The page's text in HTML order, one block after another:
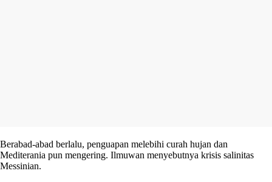
Berabad-abad berlalu, penguapan melebihi curah hujan dan
Mediterania pun mengering. Ilmuwan menyebutnya krisis salinitas
Messinian.